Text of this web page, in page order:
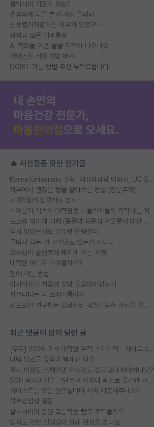
물박사의 기준이 뭐임?
랩홈피에 다들 본인 사진 올리냐
신생랩가지말라는 이유가 있었구나
장학금 모은 랩비통장
AI 학회들 거품 슬슬 지적이 나오네요
카이스트 서류 전형 배수
DGIST 가는 방법 추천 부탁드립니다.
🔥 시선집중 핫한 인기글
Korea University 수학, 컴퓨터과학 이학사, UC Berkeley 산업공학 대학원 공학박사가 되는 것은 쉽지 않겠죠?
외부에서 괜찮은 랩을 알아보는 방법 (장문주의)
<대학원에 입학하는 법>
소재분야 석박사 대학원생 + 물박사들이 착각하는 거
포스텍 억까에 대해 (동문의 학문적 아웃풋에 대한 반박)
석사 받았는데도 교수랑 연락한다.
물박사 되는 건 교수탓도 있는거 아니냐
교수님이 슬럼프에 빠지게 되는 과정
대학원 어디로 가야할까요?
편애 하는 방법
이사이트가 처음엔 정말 도움많이됐는데
커뮤니티는 다 쓰레기통이지
정보보안 연구하는 입장에선 식별가능한 사진을 올리는건 비추이긴함
최근 댓글이 많이 달린 글
[무료] 2026 미국 대학원 유학 스타터팩 - 가이드북 & 합격자 컨택메일 템플릿
미박 탑스쿨 유학이 빡세진 이유
혹시 이정도 스펙이면 어느정도 잡고 준비해야하나요?
SSH 박사과정을 그만두고 지방대 박사로 옮기면 교수의 꿈은 끝일까요?
카이스트는 모든 연구실마다 서버 제공해주나요?
학부신입생 질문
알츠하이머 관련 고등학생 탐구 포트폴리오
입학도 안한 신입생이 원래 관심을 받나요